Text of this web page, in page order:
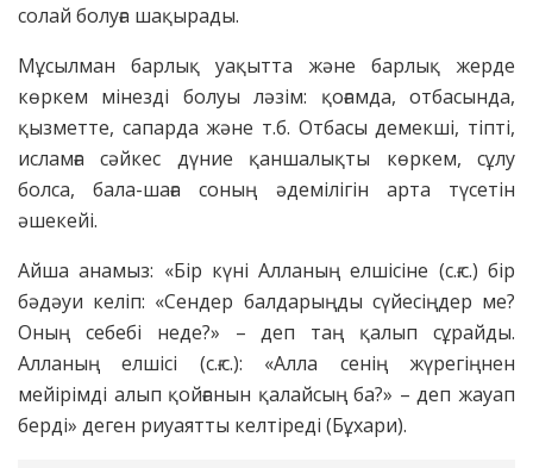
солай болуға шақырады.
Мұсылман барлық уақытта және барлық жерде
көркем мінезді болуы ләзім: қоғамда, отбасында,
қызметте, сапарда және т.б. Отбасы демекші, тіпті,
исламға сәйкес дүние қаншалықты көркем, сұлу
болса, бала-шаға соның әдемілігін арта түсетін
әшекейі.
Айша анамыз: «Бір күні Алланың елшісіне (с.ғ.с.) бір
бәдәуи келіп: «Сендер балдарыңды сүйесіңдер ме?
Оның себебі неде?» – деп таң қалып сұрайды.
Алланың елшісі (с.ғ.с.): «Алла сенің жүрегіңнен
мейірімді алып қойғанын қалайсың ба?» – деп жауап
берді» деген риуаятты келтіреді (Бұхари).